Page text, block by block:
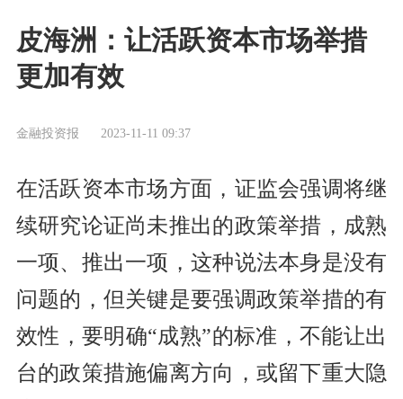
皮海洲：让活跃资本市场举措
更加有效
金融投资报 2023-11-11 09:37
在活跃资本市场方面，证监会强调将继
续研究论证尚未推出的政策举措，成熟
一项、推出一项，这种说法本身是没有
问题的，但关键是要强调政策举措的有
效性，要明确“成熟”的标准，不能让出
台的政策措施偏离方向，或留下重大隐